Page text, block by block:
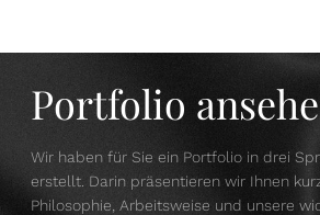
Portfolio
Wir haben für Sie ein Portfolio in drei
erstellt. Darin präsentieren wir Ihnen
Philosophie, Arbeitsweise und unsere